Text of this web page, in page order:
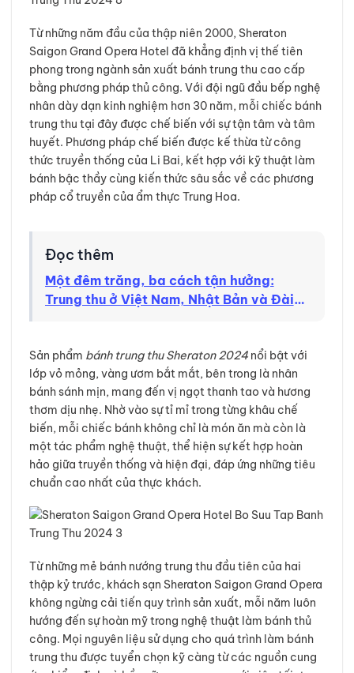
Từ những năm đầu của thập niên 2000, Sheraton
Saigon Grand Opera Hotel đã khẳng định vị thế tiên
phong trong ngành sản xuất bánh trung thu cao cấp
bằng phương pháp thủ công. Với đội ngũ đầu bếp nghệ
nhân dày dạn kinh nghiệm hơn 30 năm, mỗi chiếc bánh
trung thu tại đây được chế biến với sự tận tâm và tâm
huyết. Phương pháp chế biến được kế thừa từ công
thức truyền thống của Li Bai, kết hợp với kỹ thuật làm
bánh bậc thầy cùng kiến thức sâu sắc về các phương
pháp cổ truyền của ẩm thực Trung Hoa.
Đọc thêm
Một đêm trăng, ba cách tận hưởng:
Trung thu ở Việt Nam, Nhật Bản và Đài
Sản phẩm bánh trung thu Sheraton 2024nổi bật với
lớp vỏ mỏng, vàng ươm bắt mắt, bên trong là nhân
bánh sánh mịn, mang đến vị ngọt thanh tao và hương
thơm dịu nhẹ. Nhờ vào sự tỉ mỉ trong từng khâu chế
biến, mỗi chiếc bánh không chỉ là món ăn mà còn là
một tác phẩm nghệ thuật, thể hiện sự kết hợp hoàn
hảo giữa truyền thống và hiện đại, đáp ứng những tiêu
chuẩn cao nhất của thực khách.
Từ những mẻ bánh nướng trung thu đầu tiên của hai
thập kỷ trước, khách sạn Sheraton Saigon Grand Opera
không ngừng cải tiến quy trình sản xuất, mỗi năm luôn
hướng đến sự hoàn mỹ trong nghệ thuật làm bánh thủ
công. Mọi nguyên liệu sử dụng cho quá trình làm bánh
trung thu được tuyển chọn kỹ càng từ các nguồn cung